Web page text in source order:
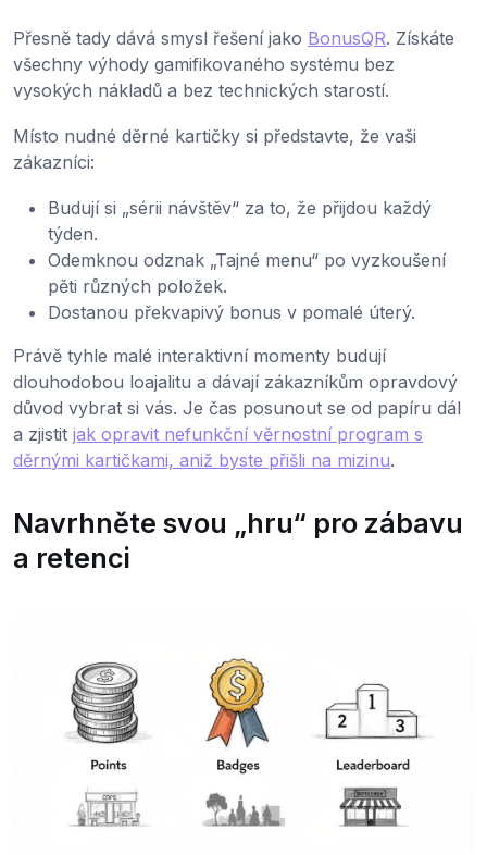
Přesně tady dává smysl řešení jako BonusQR. Získáte
všechny výhody gamifikovaného systému bez
vysokých nákladů a bez technických starostí.
Místo nudné děrné kartičky si představte, že vaši
zákazníci:
Budují si „sérii návštěv“ za to, že přijdou každý
týden.
Odemknou odznak „Tajné menu“ po vyzkoušení
pěti různých položek.
Dostanou překvapivý bonus v pomalé úterý.
Právě tyhle malé interaktivní momenty budují
dlouhodobou loajalitu a dávají zákazníkům opravdový
důvod vybrat si vás. Je čas posunout se od papíru dál
a zjistit jak opravit nefunkční věrnostní program s
děrnými kartičkami, aniž byste přišli na mizinu.
Navrhněte svou „hru“ pro zábavu
a retenci